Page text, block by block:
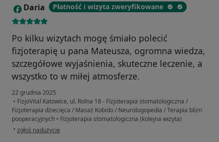
D Daria Płatność i wizyta zweryfikowane
Po kilku wizytach mogę śmiało polecić
fizjoterapię u pana Mateusza, ogromna wiedza,
szczegółowe wyjaśnienia, skuteczne leczenie, a
wszystko to w miłej atmosferze.
22 grudnia 2025
• FizjoVital Katowice, ul. Rolna 18 - Fizjoterapia stomatologiczna /
Fizjoterapia dziecięca / Masaż Kobido / Neurologopedia / Terapia blizn
pooperacyjnych • Fizjoterapia stomatologiczna (kolejna wizyta)
• w opinii użytkownika Daria
zgłoś nadużycie